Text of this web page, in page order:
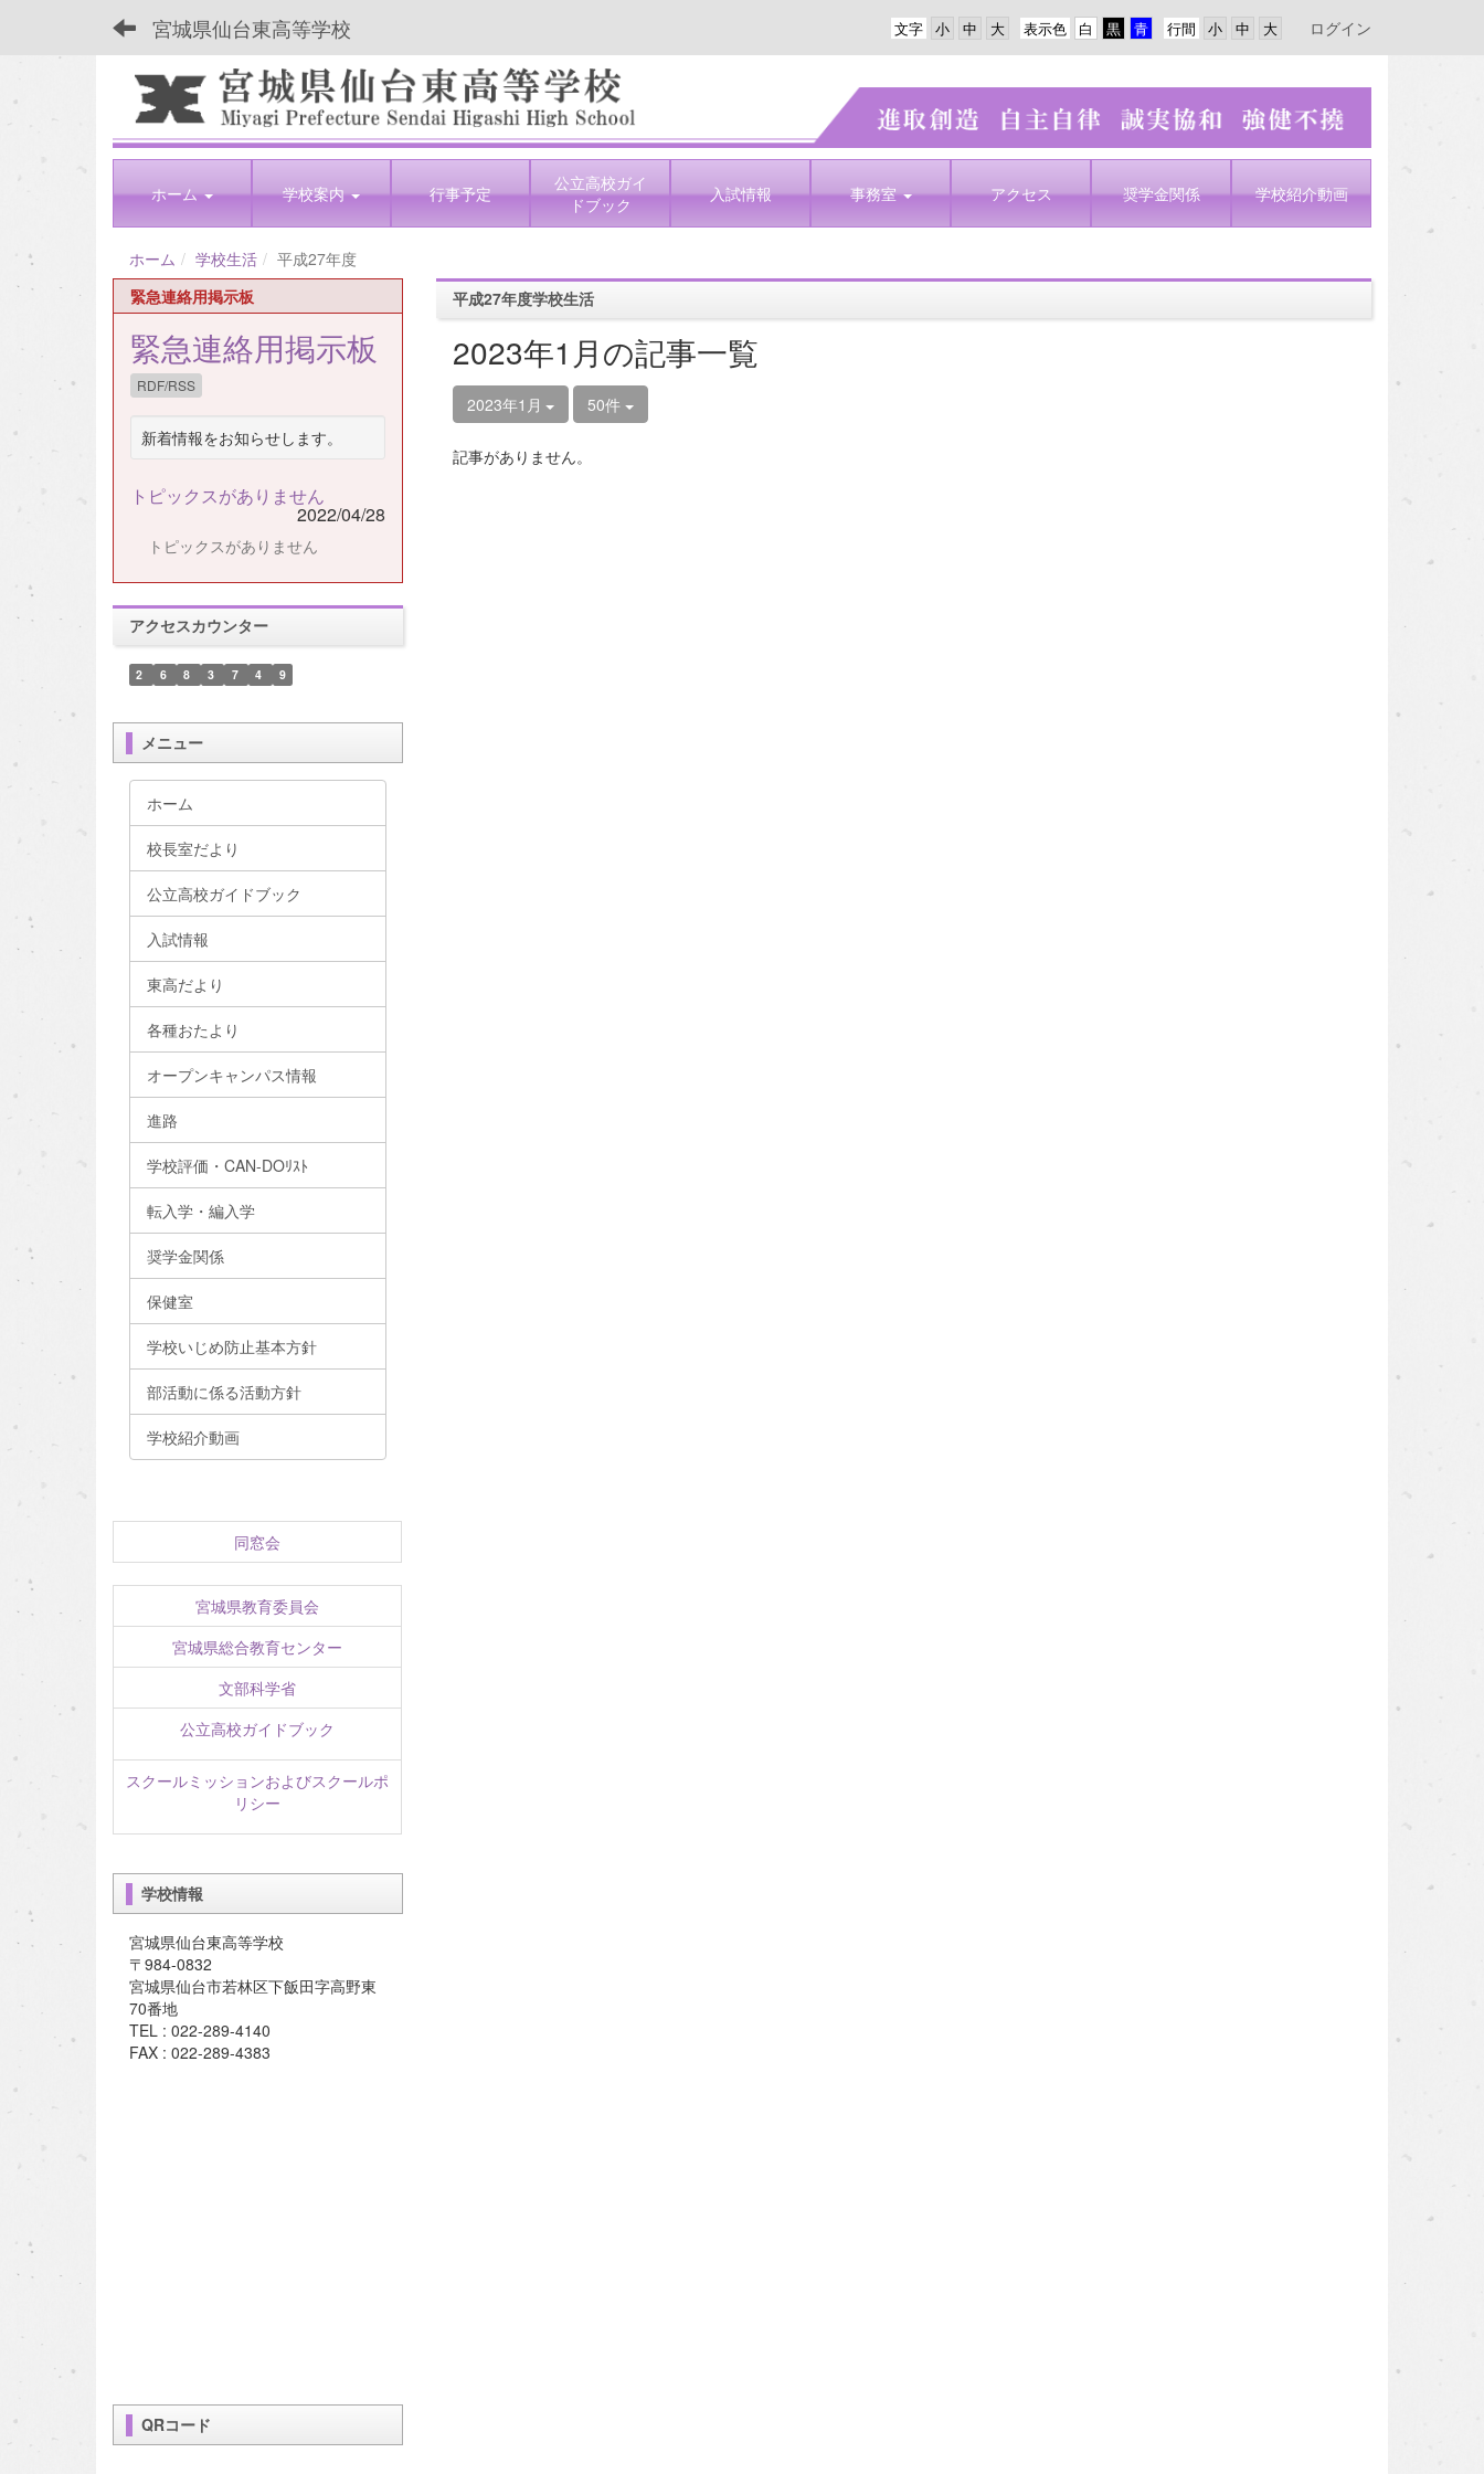
宮城県仙台東高等学校 行間
表示色
文字 ログイン
ホーム 学校案内 行事予定
公立高校ガイ
ドブック
入試情報 事務室 アクセス 奨学金関係 学校紹介動画
ホーム 学校生活
平成27年度
平成27年度学校生活
2023年1月の記事一覧
2023年1月 50件
記事がありません。
緊急連絡用掲示板
緊急連絡用掲示板
RDF/RSS
新着情報をお知らせします。
トピックスがありません
2022/04/28
トピックスがありません
アクセスカウンター
2 6 8 3 7 4 9
メニュー
ホーム
校長室だより
公立高校ガイドブック
入試情報
東高だより
各種おたより
オープンキャンパス情報
進路
学校評価・CAN-DOﾘｽﾄ
転入学・編入学
奨学金関係
保健室
学校いじめ防止基本方針
部活動に係る活動方針
学校紹介動画
同窓会
宮城県教育委員会
宮城県総合教育センター
文部科学省
公立高校ガイドブック
スクールミッションおよびスクールポ
リシー
学校情報
宮城県仙台東高等学校
〒984-0832
宮城県仙台市若林区下飯田字高野東
70番地
TEL : 022-289-4140
FAX : 022-289-4383
QRコード